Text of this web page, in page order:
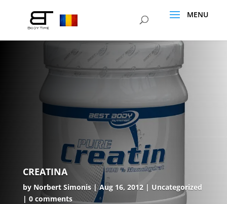
CREATINA
by Norbert Simonis Aug 16, 2012
Uncategorized
0 comments